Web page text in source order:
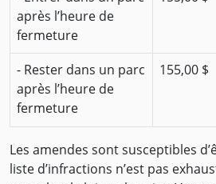
après l’heure de
fermeture
- Rester dans un parc
après l’heure de
fermeture
155,00 $
Les amendes sont susceptibles
liste d’infractions n’est pas